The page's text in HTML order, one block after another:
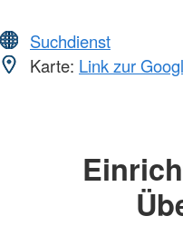
Suchdienst
Karte: Link zur